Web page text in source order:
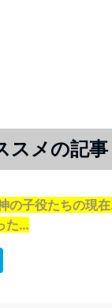
スメの記事
の子役たちの現
た…